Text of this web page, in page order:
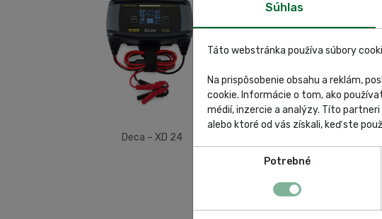
Deca – XD 24
Súhlas
Táto webstránka používa súbory
Na prispôsobenie obsahu a reklám,
cookie. Informácie o tom, ako
médií, inzercie a analýzy. Títo
alebo ktoré od vás získali, keď ste
Potrebné